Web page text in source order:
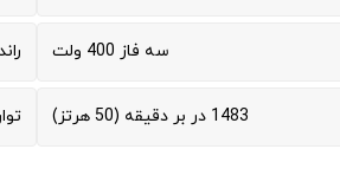
سه فاز 400 ولت
1483 در بر دقیقه (50 هرتز)